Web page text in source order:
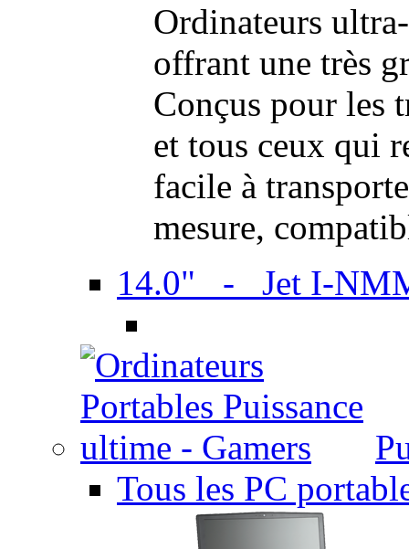
Ordinateurs
offrant une très
Conçus pour les
et tous ceux qui
facile à
mesure,
14.0" - Jet I-
Tous les PC